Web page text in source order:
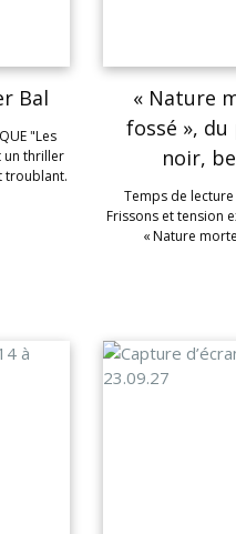
Bal
"Les
un thriller
troublant.
« Nature
fossé »,
noir,
Temps de lecture
Frissons et tension
« Nature